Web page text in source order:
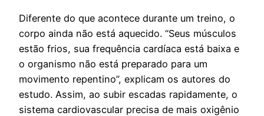
Diferente do que acontece durante um treino, o
corpo ainda não está aquecido. “Seus músculos
estão frios, sua frequência cardíaca está baixa e
o organismo não está preparado para um
movimento repentino”, explicam os autores do
estudo. Assim, ao subir escadas rapidamente, o
sistema cardiovascular precisa de mais oxigênio